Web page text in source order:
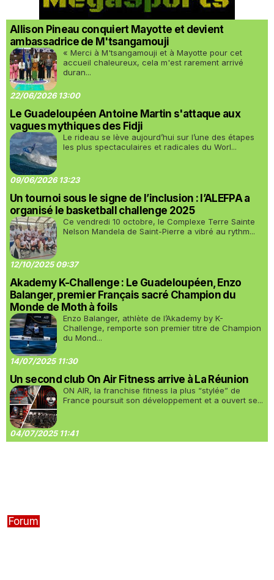
Allison Pineau conquiert Mayotte et devient
ambassadrice de M'tsangamouji
« Merci à M'tsangamouji et à Mayotte pour cet
accueil chaleureux, cela m'est rarement arrivé
duran...
22/06/2026 13:00
Le Guadeloupéen Antoine Martin s'attaque aux
vagues mythiques des Fidji
Le rideau se lève aujourd’hui sur l’une des étapes
les plus spectaculaires et radicales du Worl...
09/06/2026 13:23
Un tournoi sous le signe de l’inclusion : l’ALEFPA a
organisé le basketball challenge 2025
Ce vendredi 10 octobre, le Complexe Terre Sainte
Nelson Mandela de Saint-Pierre a vibré au rythm...
12/10/2025 09:37
Akademy K-Challenge : Le Guadeloupéen, Enzo
Balanger, premier Français sacré Champion du
Monde de Moth à foils
Enzo Balanger, athlète de l’Akademy by K-
Challenge, remporte son premier titre de Champion
du Mond...
14/07/2025 11:30
Un second club On Air Fitness arrive à La Réunion
ON AIR, la franchise fitness la plus “stylée” de
France poursuit son développement et a ouvert se...
04/07/2025 11:41
Forum